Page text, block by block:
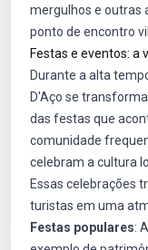
mergulhos e outras
ponto de encontro
Festas e eventos: a
Durante a alta
D'Aço se
das festas que
comunidade
celebram a cultura
Essas celebrações
turistas em uma
Festas populares: